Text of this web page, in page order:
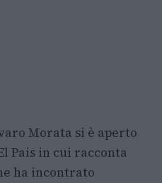
Morata si è aperto
Pais in cui racconta
ha incontrato